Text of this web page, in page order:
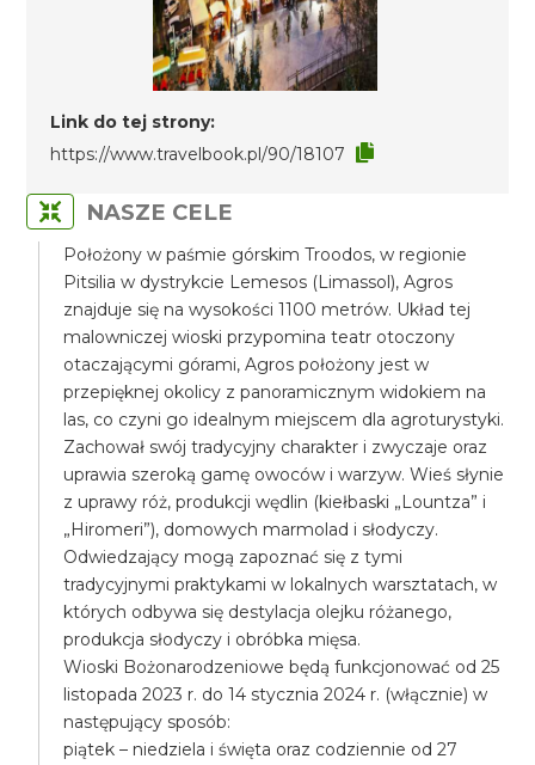
Link do tej strony:
https://www.travelbook.pl/90/18107
NASZE CELE
Położony w paśmie górskim Troodos, w regionie
Pitsilia w dystrykcie Lemesos (Limassol), Agros
znajduje się na wysokości 1100 metrów. Układ tej
malowniczej wioski przypomina teatr otoczony
otaczającymi górami, Agros położony jest w
przepięknej okolicy z panoramicznym widokiem na
las, co czyni go idealnym miejscem dla agroturystyki.
Zachował swój tradycyjny charakter i zwyczaje oraz
uprawia szeroką gamę owoców i warzyw. Wieś słynie
z uprawy róż, produkcji wędlin (kiełbaski „Lountza” i
„Hiromeri”), domowych marmolad i słodyczy.
Odwiedzający mogą zapoznać się z tymi
tradycyjnymi praktykami w lokalnych warsztatach, w
których odbywa się destylacja olejku różanego,
produkcja słodyczy i obróbka mięsa.
Wioski Bożonarodzeniowe będą funkcjonować od 25
listopada 2023 r. do 14 stycznia 2024 r. (włącznie) w
następujący sposób:
piątek – niedziela i święta oraz codziennie od 27